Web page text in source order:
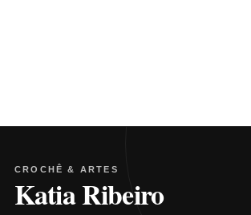
CROCHÊ & ARTES
Katia Ribeiro